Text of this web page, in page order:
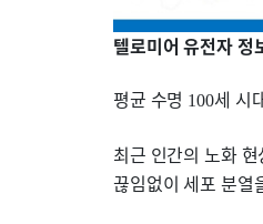
텔로미어 유전자 정
평균 수명 100세 시
최근 인간의 노화
끊임없이 세포 분열